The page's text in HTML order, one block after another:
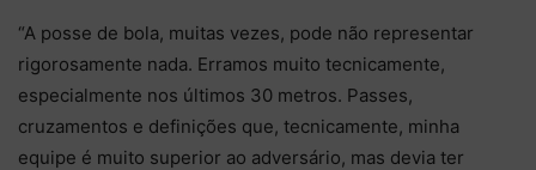
“A posse de bola, muitas vezes, pode não representar
rigorosamente nada. Erramos muito tecnicamente,
especialmente nos últimos 30 metros. Passes,
cruzamentos e definições que, tecnicamente, minha
equipe é muito superior ao adversário, mas devia ter